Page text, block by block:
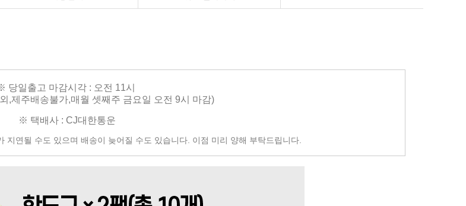
당일출고 마감시각 : 오전 11시
,제주배송불가,매월 셋째주 금요일 오전 9시 마감)
※ 택배사 : CJ대한통운
지연될 수도 있으며 배송이 늦어질 수도 있습니다. 이점 미리 양해 부탁드립니다.